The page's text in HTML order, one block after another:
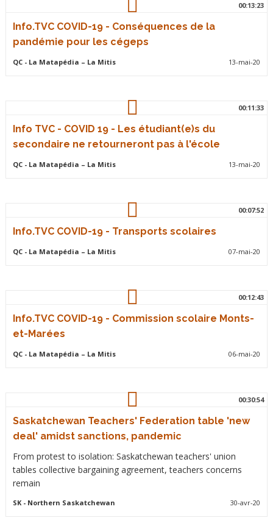
00:13:23
Info.TVC COVID-19 - Conséquences de la
pandémie pour les cégeps
QC- La Matapédia – La Mitis 13-mai-20
00:11:33
Info TVC - COVID 19 - Les étudiant(e)s du
secondaire ne retourneront pas à l'école
QC- La Matapédia – La Mitis 13-mai-20
00:07:52
Info.TVC COVID-19 - Transports scolaires
QC- La Matapédia – La Mitis 07-mai-20
00:12:43
Info.TVC COVID-19 - Commission scolaire Monts-
et-Marées
QC- La Matapédia – La Mitis 06-mai-20
00:30:54
Saskatchewan Teachers' Federation table 'new
deal' amidst sanctions, pandemic
From protest to isolation: Saskatchewan teachers' union
tables collective bargaining agreement, teachers concerns
remain
SK- Northern Saskatchewan 30-avr-20